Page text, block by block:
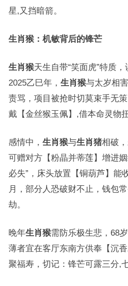
星,又挡暗箭。
生肖猴：机敏背后的锋芒
生肖猴天生自带“笑面虎”特质
2025乙巳年， 生肖猴与太岁相
责骂，项目被抢时切莫束手无
戴【金丝猴玉佩】,借本命灵物
感情中， 生肖猴与生肖猪相破
可赠对方【粉晶并蒂莲】增进
必失”，床头放置【铜葫芦】能
月，部分人恐破财不止，钱包
劫。
晚年生肖猴需防乐极生悲，68
薄者宜在客厅东南方供奉【沉
聚福寿，切记：锋芒可露三分,